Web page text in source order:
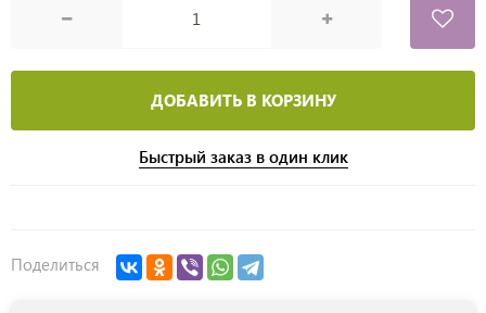
ДОБАВИТЬ В КОРЗИНУ
Быстрый заказ в один клик
Поделиться